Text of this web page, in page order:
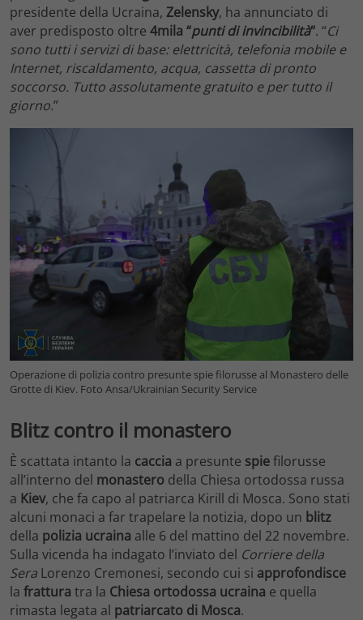
presidente della Ucraina, Zelensky, ha annunciato di
aver predisposto oltre 4mila “punti di invincibilità“. “Ci
sono tutti i servizi di base: elettricità, telefonia mobile e
Internet, riscaldamento, acqua, cassetta di pronto
soccorso. Tutto assolutamente gratuito e per tutto il
giorno.”
Operazione di polizia contro presunte spie filorusse al Monastero delle
Grotte di Kiev. Foto Ansa/Ukrainian Security Service
Blitz contro il monastero
È scattata intanto la caccia a presunte spiefilorusse
all’interno del monastero della Chiesa ortodossa russa
a Kiev, che fa capo al patriarca Kirill di Mosca. Sono stati
alcuni monaci a far trapelare la notizia, dopo un blitz
della polizia ucraina alle 6 del mattino del 22 novembre.
Sulla vicenda ha indagato l’inviato del Corriere della
Sera Lorenzo Cremonesi, secondo cui si approfondisce
la frattura tra la Chiesa ortodossa ucraina e quella
rimasta legata al patriarcato di Mosca.